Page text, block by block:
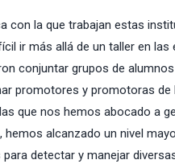
con la que trabajan estas
ir más allá de un taller en
conjuntar grupos de
promotores y promotoras de
que nos hemos abocado a
alcanzado un nivel
detectar y manejar